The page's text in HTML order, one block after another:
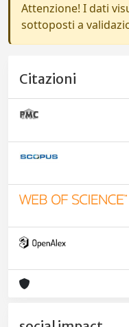
Attenzione! I dati
sottoposti a
Citazioni